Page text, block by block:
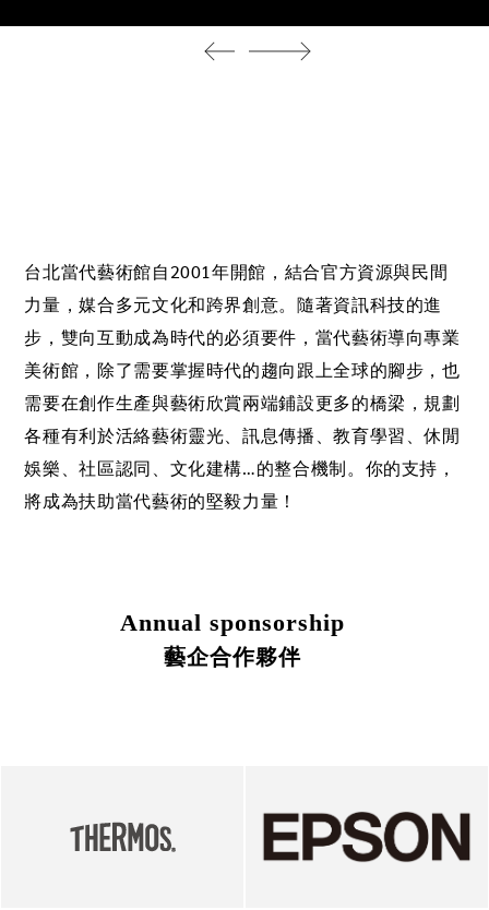
台北當代藝術館自2001年開館，結合官方資源與民間
力量，媒合多元文化和跨界創意。隨著資訊科技的進
步，雙向互動成為時代的必須要件，當代藝術導向專業
美術館，除了需要掌握時代的趨向跟上全球的腳步，也
需要在創作生產與藝術欣賞兩端鋪設更多的橋梁，規劃
各種有利於活絡藝術靈光、訊息傳播、教育學習、休閒
娛樂、社區認同、文化建構…的整合機制。你的支持，
將成為扶助當代藝術的堅毅力量！
Annual sponsorship
藝企合作夥伴